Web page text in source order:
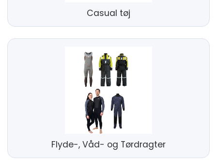
Casual tøj
Flyde-, Våd- og Tørdragter